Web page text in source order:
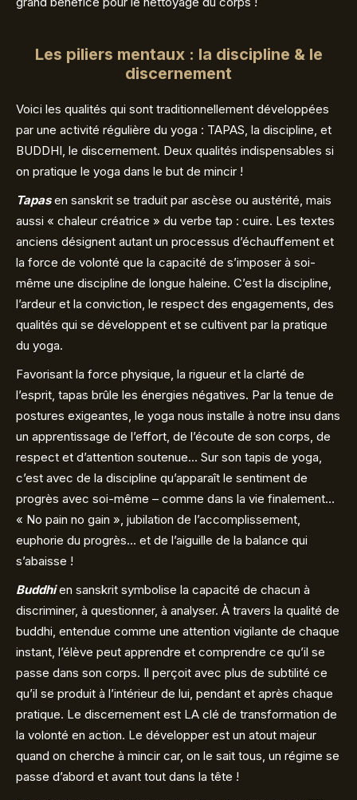
Les piliers mentaux : la discipline & le
discernement
Voici les qualités qui sont traditionnellement développées
par une activité régulière du yoga : TAPAS, la discipline, et
BUDDHI, le discernement. Deux qualités indispensables si
on pratique le yoga dans le but de mincir !
Tapasen sanskrit se traduit par ascèse ou austérité, mais
aussi « chaleur créatrice » du verbe tap : cuire. Les textes
anciens désignent autant un processus d’échauffement et
la force de volonté que la capacité de s’imposer à soi-
même une discipline de longue haleine. C’est la discipline,
l’ardeur et la conviction, le respect des engagements, des
qualités qui se développent et se cultivent par la pratique
du yoga.
Favorisant la force physique, la rigueur et la clarté de
l’esprit, tapas brûle les énergies négatives. Par la tenue de
postures exigeantes, le yoga nous installe à notre insu dans
un apprentissage de l’effort, de l’écoute de son corps, de
respect et d’attention soutenue… Sur son tapis de yoga,
c’est avec de la discipline qu’apparaît le sentiment de
progrès avec soi-même – comme dans la vie finalement…
« No pain no gain », jubilation de l’accomplissement,
euphorie du progrès… et de l’aiguille de la balance qui
s’abaisse !
Buddhien sanskrit symbolise la capacité de chacun à
discriminer, à questionner, à analyser. À travers la qualité de
buddhi, entendue comme une attention vigilante de chaque
instant, l’élève peut apprendre et comprendre ce qu’il se
passe dans son corps. Il perçoit avec plus de subtilité ce
qu’il se produit à l’intérieur de lui, pendant et après chaque
pratique. Le discernement est LA clé de transformation de
la volonté en action. Le développer est un atout majeur
quand on cherche à mincir car, on le sait tous, un régime se
passe d’abord et avant tout dans la tête !